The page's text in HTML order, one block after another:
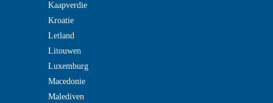
Kaapverdie
Kroatie
Letland
Litouwen
Luxemburg
Macedonie
Malediven